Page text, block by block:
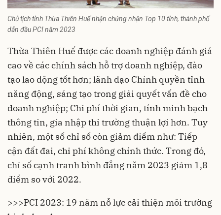
Chủ tịch tỉnh Thừa Thiên Huế nhận chứng nhận Top 10 tỉnh, thành phố
dẫn đầu PCI năm 2023
Thừa Thiên Huế được các doanh nghiệp đánh giá
cao về các chính sách hỗ trợ doanh nghiệp, đào
tạo lao động tốt hơn; lãnh đạo Chính quyền tỉnh
năng động, sáng tạo trong giải quyết vấn đề cho
doanh nghiệp; Chi phí thời gian, tính minh bạch
thông tin, gia nhập thi trường thuận lợi hơn. Tuy
nhiên, một số chỉ số còn giảm điểm như: Tiếp
cận đất đai, chi phí không chính thức. Trong đó,
chỉ số cạnh tranh bình đẳng năm 2023 giảm 1,8
điểm so với 2022.
>>>PCI 2023: 19 năm nỗ lực cải thiện môi trường